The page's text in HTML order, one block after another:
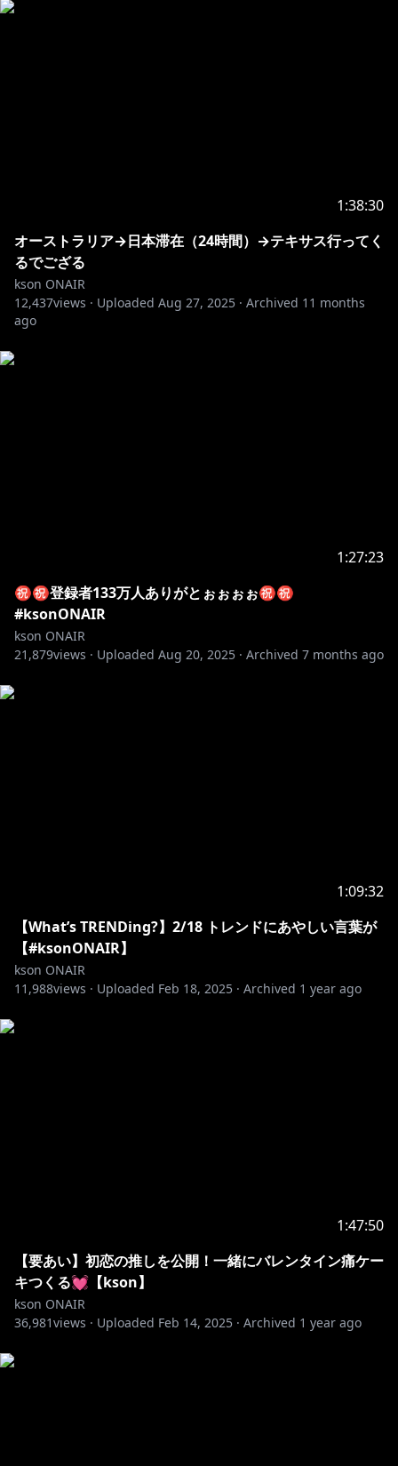
1:38:30
オーストラリア→日本滞在（24時間）→テキサス行ってく
るでござる
kson ONAIR
12,437views · Uploaded Aug 27, 2025 · Archived 11 months
ago
1:27:23
㊗㊗登録者133万人ありがとぉぉぉぉ㊗㊗
#ksonONAIR
kson ONAIR
21,879views · Uploaded Aug 20, 2025 · Archived 7 months ago
1:09:32
【What’s TRENDing?】2/18 トレンドにあやしい言葉が
【#ksonONAIR】
kson ONAIR
11,988views · Uploaded Feb 18, 2025 · Archived 1 year ago
1:47:50
【要あい】初恋の推しを公開！一緒にバレンタイン痛ケー
キつくる💓【kson】
kson ONAIR
36,981views · Uploaded Feb 14, 2025 · Archived 1 year ago